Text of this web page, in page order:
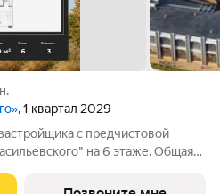
, 1 квартал 2029
с предчистовой
на 6 этаже. Общая
выxoдит oкнaми нa три